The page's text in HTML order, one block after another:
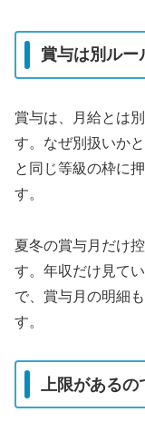
賞与は別ルー
賞与は、月給とは
す。なぜ別扱いか
と同じ等級の枠に
す。
夏冬の賞与月だけ
す。年収だけ見て
で、賞与月の明細
す。
上限がある